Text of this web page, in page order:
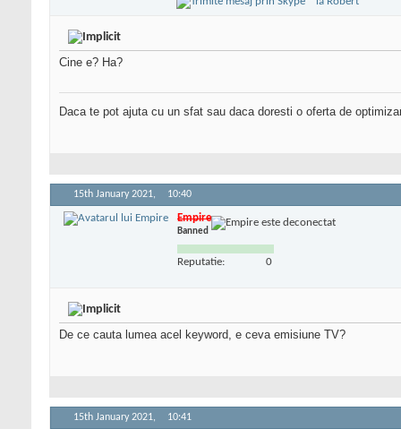
Cine e? Ha?
Daca te pot ajuta cu un sfat sau daca doresti o oferta de
15th January 2021, 10:40
Empire
Banned
Reputatie: 0
De ce cauta lumea acel keyword, e ceva emisiune TV?
15th January 2021, 10:41